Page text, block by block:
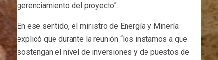
gerenciamiento del proyecto”.
En ese sentido, el ministro de Energía y Minería
explicó que durante la reunión “los instamos a que
sostengan el nivel de inversiones y de puestos de